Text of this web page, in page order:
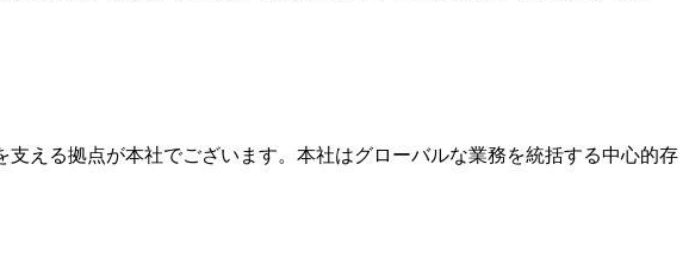
える拠点が本社でございます。本社はグローバルな業務を統括する中心的存